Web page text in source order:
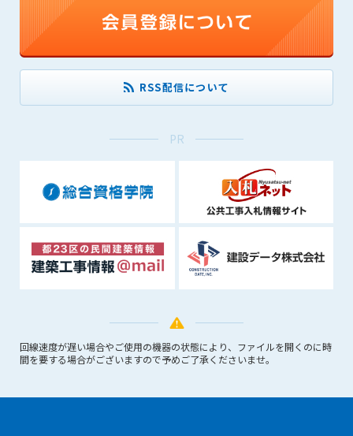
RSS配信について
PR
回線速度が遅い場合やご使用の機器の状態により、ファイルを開くのに時
間を要する場合がございますので予めご了承くださいませ。
(4) その他、管理者が不適当と判断した場合
第8条（サービスの変更・中止等）
管理者は、会員の承諾なく、本サービス内容の変更(新規追加、
廃止を含み)し、本サービスの運営を中止または廃止することが
できるものとします。これに起因する会員または他の第三者が
会員の氏名、住所、性別、年齢、メールアドレスその他本サー
ビスの提供に関連して管理者が知り得た会員の個人情報（以下
個人情報といいます）について、管理者は、以下の各号に該当
する場合を除き、第三者に開示または提供しないものとしま
す。
(1) 会員が、自己の個人情報の開示に事前に同意している場合
(2) 個々の会員を特定できない統計的な処理をした形式で第三
(3) 第三者および管理者の権利、財産、安全等を保護するため
に必要であると管理者が判断した場合
(4) 法令等により開示を求められた場合
管理者は、会員が登録した内容が以下に該当する、またはその